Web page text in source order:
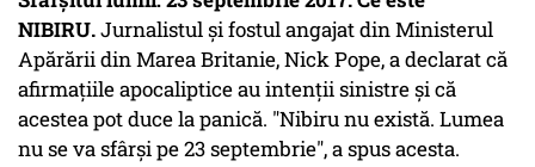
NIBIRU.Jurnalistul şi fostul angajat din Ministerul
Apărării din Marea Britanie, Nick Pope, a declarat că
afirmaţiile apocaliptice au intenţii sinistre şi că
acestea pot duce la panică. "Nibiru nu există. Lumea
nu se va sfârşi pe 23 septembrie", a spus acesta.